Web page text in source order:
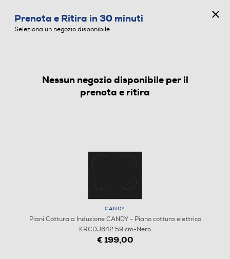
PIANI COTTURA A INDUZIONE
Prenota e Ritira in 30 minuti
Seleziona un negozio disponibile
Nessun negozio disponibile per il
prenota e ritira
CANDY
Piani Cottura a Induzione CANDY - Piano cottura elettrico
KRCDJ642 59 cm-Nero
€ 199,00